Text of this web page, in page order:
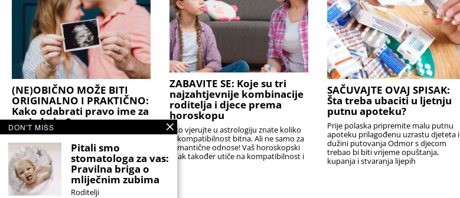
(NE)OBIČNO MOŽE BITI
ORIGINALNO I PRAKTIČNO:
Kako odabrati pravo ime za
svoju bebu?
Stručnjaci podsjećaju da je najbolji izbor
onaj koji će djetetu biti prednost, a ne
teret. Idealno ime nije nužno ono koje
nitko drugi nema,
ZABAVITE SE: Koje su tri
najzahtjevnije kombinacije
roditelja i djece prema
horoskopu
Ako vjerujte u astrologiju znate koliko
je kompatibilnost bitna. Ali ne samo za
romantične odnose! Vaš horoskopski
znak također utiče na kompatibilnost i
SAČUVAJTE OVAJ SPISAK:
Šta treba ubaciti u ljetnju
putnu apoteku?
Prije polaska pripremite malu putnu
apoteku prilagođenu uzrastu djeteta i
dužini putovanja Odmor s djecom
trebao bi biti vrijeme opuštanja,
kupanja i stvaranja lijepih
DON'T MISS
Pitali smo
stomatologa za vas:
Pravilna briga o
mliječnim zubima
Roditelji